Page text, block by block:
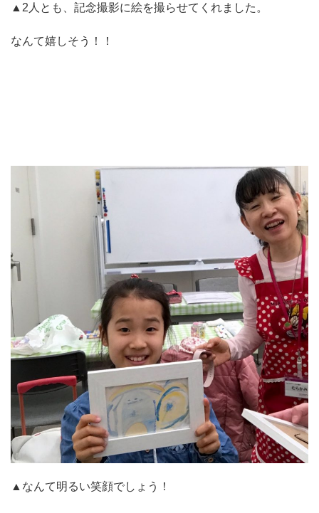
▲2人とも、記念撮影に絵を撮らせてくれました。
なんて嬉しそう！！
▲なんて明るい笑顔でしょう！